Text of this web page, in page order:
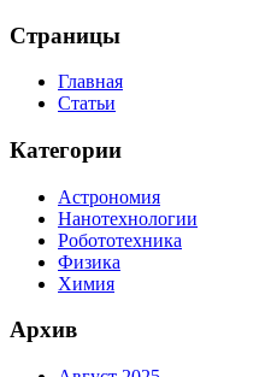
Страницы
Главная
Статьи
Категории
Астрономия
Нанотехнологии
Робототехника
Физика
Химия
Архив